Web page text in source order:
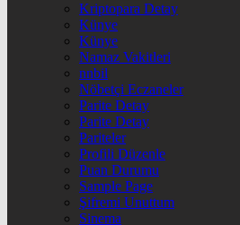
Kriptopara Detay
Künye
Künye
Namaz Vakitleri
nnbil
Nöbetçi Eczaneler
Parite Detay
Parite Detay
Pariteler
Profili Düzenle
Puan Durumu
Sample Page
Şifremi Unuttum
Sinema